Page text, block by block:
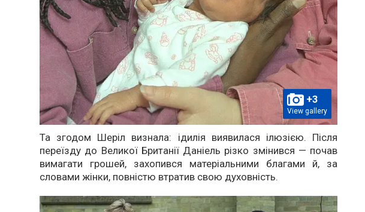
+3
View gallery
Та згодом Шеріл визнала: ідилія виявилася ілюзією. Після
переїзду до Великої Британії Даніель різко змінився — почав
вимагати грошей, захопився матеріальними благами й, за
словами жінки, повністю втратив свою духовність.